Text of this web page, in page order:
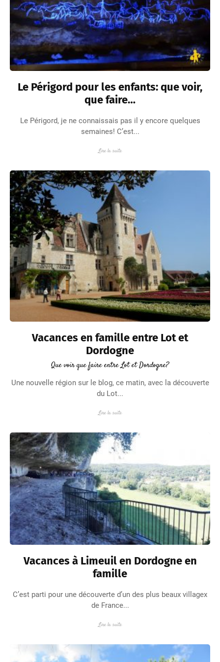
Le Périgord pour les enfants: que voir,
que faire…
Le Périgord, je ne connaissais pas il y encore quelques
semaines! C’est...
Lire la suite
Vacances en famille entre Lot et
Dordogne
Que voir que faire entre Lot et Dordogne?
Une nouvelle région sur le blog, ce matin, avec la découverte
du Lot...
Lire la suite
Vacances à Limeuil en Dordogne en
famille
C’est parti pour une découverte d’un des plus beaux villagex
de France...
Lire la suite